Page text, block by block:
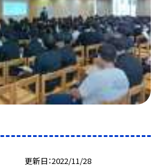
更新日 2022/11/28